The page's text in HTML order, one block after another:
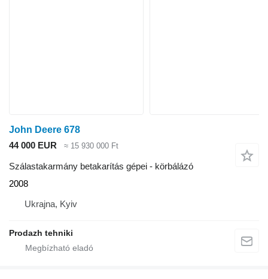
John Deere 678
44 000 EUR
≈ 15 930 000 Ft
Szálastakarmány betakarítás gépei - körbálázó
2008
Ukrajna, Kyiv
Prodazh tehniki